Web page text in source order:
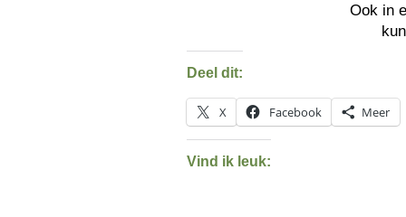
Ook in
Deel dit:
X Facebook Meer
Vind ik leuk: